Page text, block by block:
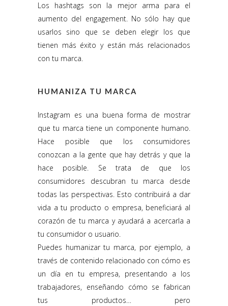
Los hashtags son la mejor arma para el
aumento del engagement. No sólo hay que
usarlos sino que se deben elegir los que
tienen más éxito y están más relacionados
con tu marca.
HUMANIZA TU MARCA
Instagram es una buena forma de mostrar
que tu marca tiene un componente humano.
Hace posible que los consumidores
conozcan a la gente que hay detrás y que la
hace posible. Se trata de que los
consumidores descubran tu marca desde
todas las perspectivas. Esto contribuirá a dar
vida a tu producto o empresa, beneficiará al
corazón de tu marca y ayudará a acercarla a
tu consumidor o usuario.
Puedes humanizar tu marca, por ejemplo, a
través de contenido relacionado con cómo es
un día en tu empresa, presentando a los
trabajadores, enseñando cómo se fabrican
tus productos… pero